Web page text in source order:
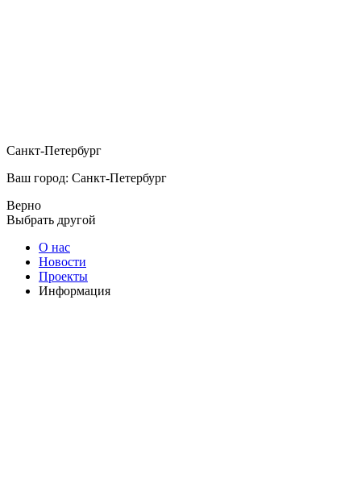
Санкт-Петербург
Ваш город: Санкт-Петербург
Верно
Выбрать другой
О нас
Новости
Проекты
Информация